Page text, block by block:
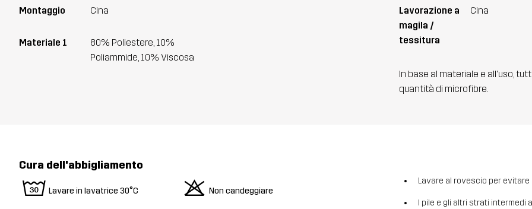
Montaggio Cina
Materiale 1
80% Poliestere, 10%
Poliammide, 10% Viscosa
Lavorazione a
magila /
tessitura
Cina
In base al materiale e all'uso,
quantità di microfibre.
Cura dell'abbigliamento
w Lavare in lavatrice 30°C o Non candeggiare
Lavare al rovescio per evitare
I pile e gli altri strati intermedi